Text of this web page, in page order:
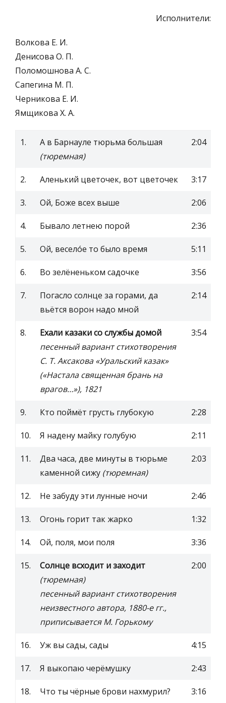
Исполнители:
Волкова Е. И.
Денисова О. П.
Поломошнова А. С.
Сапегина М. П.
Черникова Е. И.
Ямщикова Х. А.
1.
А в Барнауле тюрьма большая
(тюремная)
2:04
2. Аленький цветочек, вот цветочек 3:17
3. Ой, Боже всех выше 2:06
4. Бывало летнею порой 2:36
5. Ой, весело́е то было время 5:11
6. Во зелёненьком садочке 3:56
7.
Погасло солнце за горами, да
вьётся ворон надо мной
2:14
8.
Ехали казаки со службы домой
песенный вариант стихотворения
С. Т. Аксакова «Уральский казак»
(«Настала священная брань на
врагов…»), 1821
3:54
9. Кто поймёт грусть глубокую 2:28
10. Я надену майку голубую 2:11
11.
Два часа, две минуты в тюрьме
каменной сижу (тюремная)
2:03
12. Не забуду эти лунные ночи 2:46
13. Огонь горит так жарко 1:32
14. Ой, поля, мои поля 3:36
15.
Солнце всходит и заходит
(тюремная)
песенный вариант стихотворения
неизвестного автора, 1880-е гг.,
приписывается М. Горькому
2:00
16. Уж вы сады, сады 4:15
17. Я выкопаю черёмушку 2:43
18. Что ты чёрные брови нахмурил? 3:16